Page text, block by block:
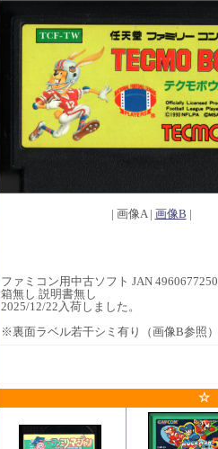
| 画像A | 画像B |
ファミコン用中古ソフト JAN
箱無し 説明書無し
2025/12/22入荷しました。
※裏面ラベル若干シミ有り（画像B参照）
☆